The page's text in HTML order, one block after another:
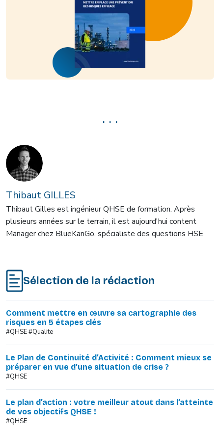
. . .
Thibaut GILLES
Thibaut Gilles est ingénieur QHSE de formation. Après
plusieurs années sur le terrain, il est aujourd'hui content
Manager chez BlueKanGo, spécialiste des questions HSE
Sélection de la rédaction
Comment mettre en œuvre sa cartographie des
risques en 5 étapes clés
#QHSE #Qualite
Le Plan de Continuité d’Activité : Comment mieux se
préparer en vue d’une situation de crise ?
#QHSE
Le plan d’action : votre meilleur atout dans l’atteinte
de vos objectifs QHSE !
#QHSE